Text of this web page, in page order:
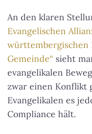
An den klaren
Evangelischen
württembergischen
Gemeinde“ sieht
evangelikalen
zwar einen Konflikt
Evangelikalen es
Compliance hält.